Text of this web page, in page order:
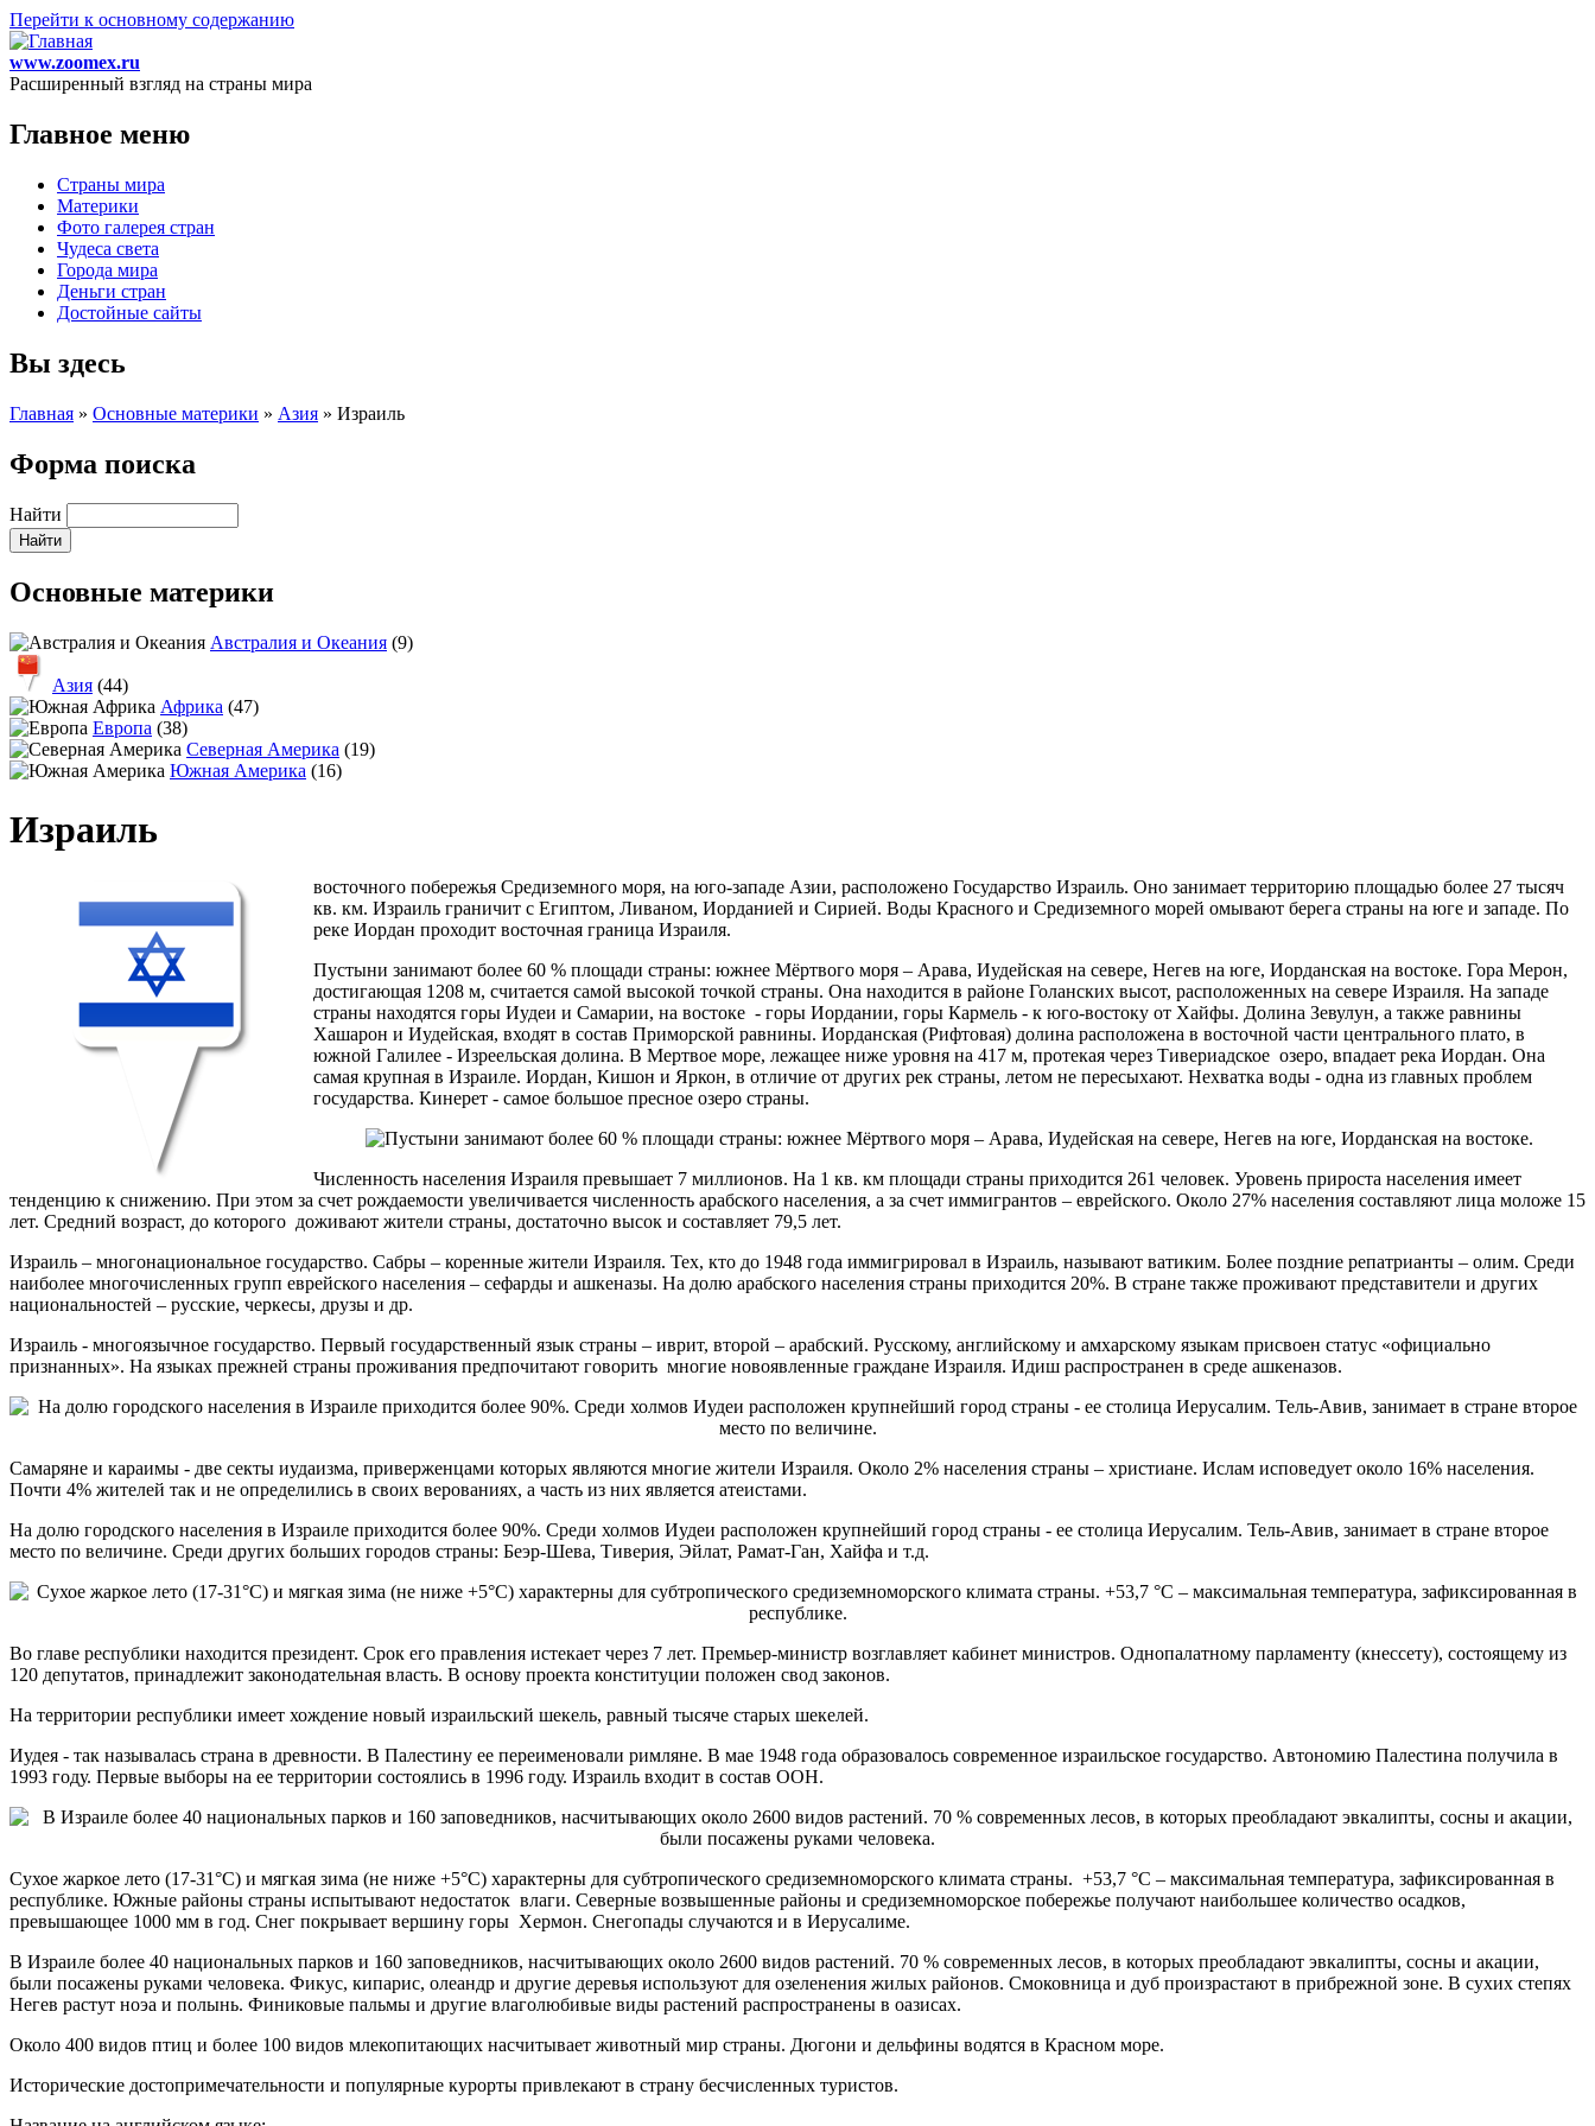
Перейти к основному содержанию
www.zoomex.ru
Расширенный взгляд на страны мира
Главное меню
Страны мира
Материки
Фото галерея стран
Чудеса света
Города мира
Деньги стран
Достойные сайты
Вы здесь
Главная » Основные материки » Азия » Израиль
Форма поиска
Найти
Основные материки
Австралия и Океания (9)
Азия (44)
Африка (47)
Европа (38)
Северная Америка (19)
Южная Америка (16)
Израиль
восточного побережья Средиземного моря, на юго-западе Азии, расположено Государство Израиль. Оно занимает территорию площадью более 27 тысяч
кв. км. Израиль граничит с Египтом, Ливаном, Иорданией и Сирией. Воды Красного и Средиземного морей омывают берега страны на юге и западе. По
реке Иордан проходит восточная граница Израиля.
Пустыни занимают более 60 % площади страны: южнее Мёртвого моря – Арава, Иудейская на севере, Негев на юге, Иорданская на востоке. Гора Мерон,
достигающая 1208 м, считается самой высокой точкой страны. Она находится в районе Голанских высот, расположенных на севере Израиля. На западе
страны находятся горы Иудеи и Самарии, на востоке - горы Иордании, горы Кармель - к юго-востоку от Хайфы. Долина Зевулун, а также равнины
Хашарон и Иудейская, входят в состав Приморской равнины. Иорданская (Рифтовая) долина расположена в восточной части центрального плато, в
южной Галилее - Изреельская долина. В Мертвое море, лежащее ниже уровня на 417 м, протекая через Тивериадское озеро, впадает река Иордан. Она
самая крупная в Израиле. Иордан, Кишон и Яркон, в отличие от других рек страны, летом не пересыхают. Нехватка воды - одна из главных проблем
государства. Кинерет - самое большое пресное озеро страны.
Численность населения Израиля превышает 7 миллионов. На 1 кв. км площади страны приходится 261 человек. Уровень прироста населения имеет
тенденцию к снижению. При этом за счет рождаемости увеличивается численность арабского населения, а за счет иммигрантов – еврейского. Около 27% населения составляют лица моложе 15
лет. Средний возраст, до которого доживают жители страны, достаточно высок и составляет 79,5 лет.
Израиль – многонациональное государство. Сабры – коренные жители Израиля. Тех, кто до 1948 года иммигрировал в Израиль, называют ватиким. Более поздние репатрианты – олим. Среди
наиболее многочисленных групп еврейского населения – сефарды и ашкеназы. На долю арабского населения страны приходится 20%. В стране также проживают представители и других
национальностей – русские, черкесы, друзы и др.
Израиль - многоязычное государство. Первый государственный язык страны – иврит, второй – арабский. Русскому, английскому и амхарскому языкам присвоен статус «официально
признанных». На языках прежней страны проживания предпочитают говорить многие новоявленные граждане Израиля. Идиш распространен в среде ашкеназов.
Самаряне и караимы - две секты иудаизма, приверженцами которых являются многие жители Израиля. Около 2% населения страны – христиане. Ислам исповедует около 16% населения.
Почти 4% жителей так и не определились в своих верованиях, а часть из них является атеистами.
На долю городского населения в Израиле приходится более 90%. Среди холмов Иудеи расположен крупнейший город страны - ее столица Иерусалим. Тель-Авив, занимает в стране второе
место по величине. Среди других больших городов страны: Беэр-Шева, Тиверия, Эйлат, Рамат-Ган, Хайфа и т.д.
Во главе республики находится президент. Срок его правления истекает через 7 лет. Премьер-министр возглавляет кабинет министров. Однопалатному парламенту (кнессету), состоящему из
120 депутатов, принадлежит законодательная власть. В основу проекта конституции положен свод законов.
На территории республики имеет хождение новый израильский шекель, равный тысяче старых шекелей.
Иудея - так называлась страна в древности. В Палестину ее переименовали римляне. В мае 1948 года образовалось современное израильское государство. Автономию Палестина получила в
1993 году. Первые выборы на ее территории состоялись в 1996 году. Израиль входит в состав ООН.
Сухое жаркое лето (17-31°C) и мягкая зима (не ниже +5°C) характерны для субтропического средиземноморского климата страны. +53,7 °C – максимальная температура, зафиксированная в
республике. Южные районы страны испытывают недостаток влаги. Северные возвышенные районы и средиземноморское побережье получают наибольшее количество осадков,
превышающее 1000 мм в год. Снег покрывает вершину горы Хермон. Снегопады случаются и в Иерусалиме.
В Израиле более 40 национальных парков и 160 заповедников, насчитывающих около 2600 видов растений. 70 % современных лесов, в которых преобладают эвкалипты, сосны и акации,
были посажены руками человека. Фикус, кипарис, олеандр и другие деревья используют для озеленения жилых районов. Смоковница и дуб произрастают в прибрежной зоне. В сухих степях
Негев растут ноэа и полынь. Финиковые пальмы и другие влаголюбивые виды растений распространены в оазисах.
Около 400 видов птиц и более 100 видов млекопитающих насчитывает животный мир страны. Дюгони и дельфины водятся в Красном море.
Исторические достопримечательности и популярные курорты привлекают в страну бесчисленных туристов.